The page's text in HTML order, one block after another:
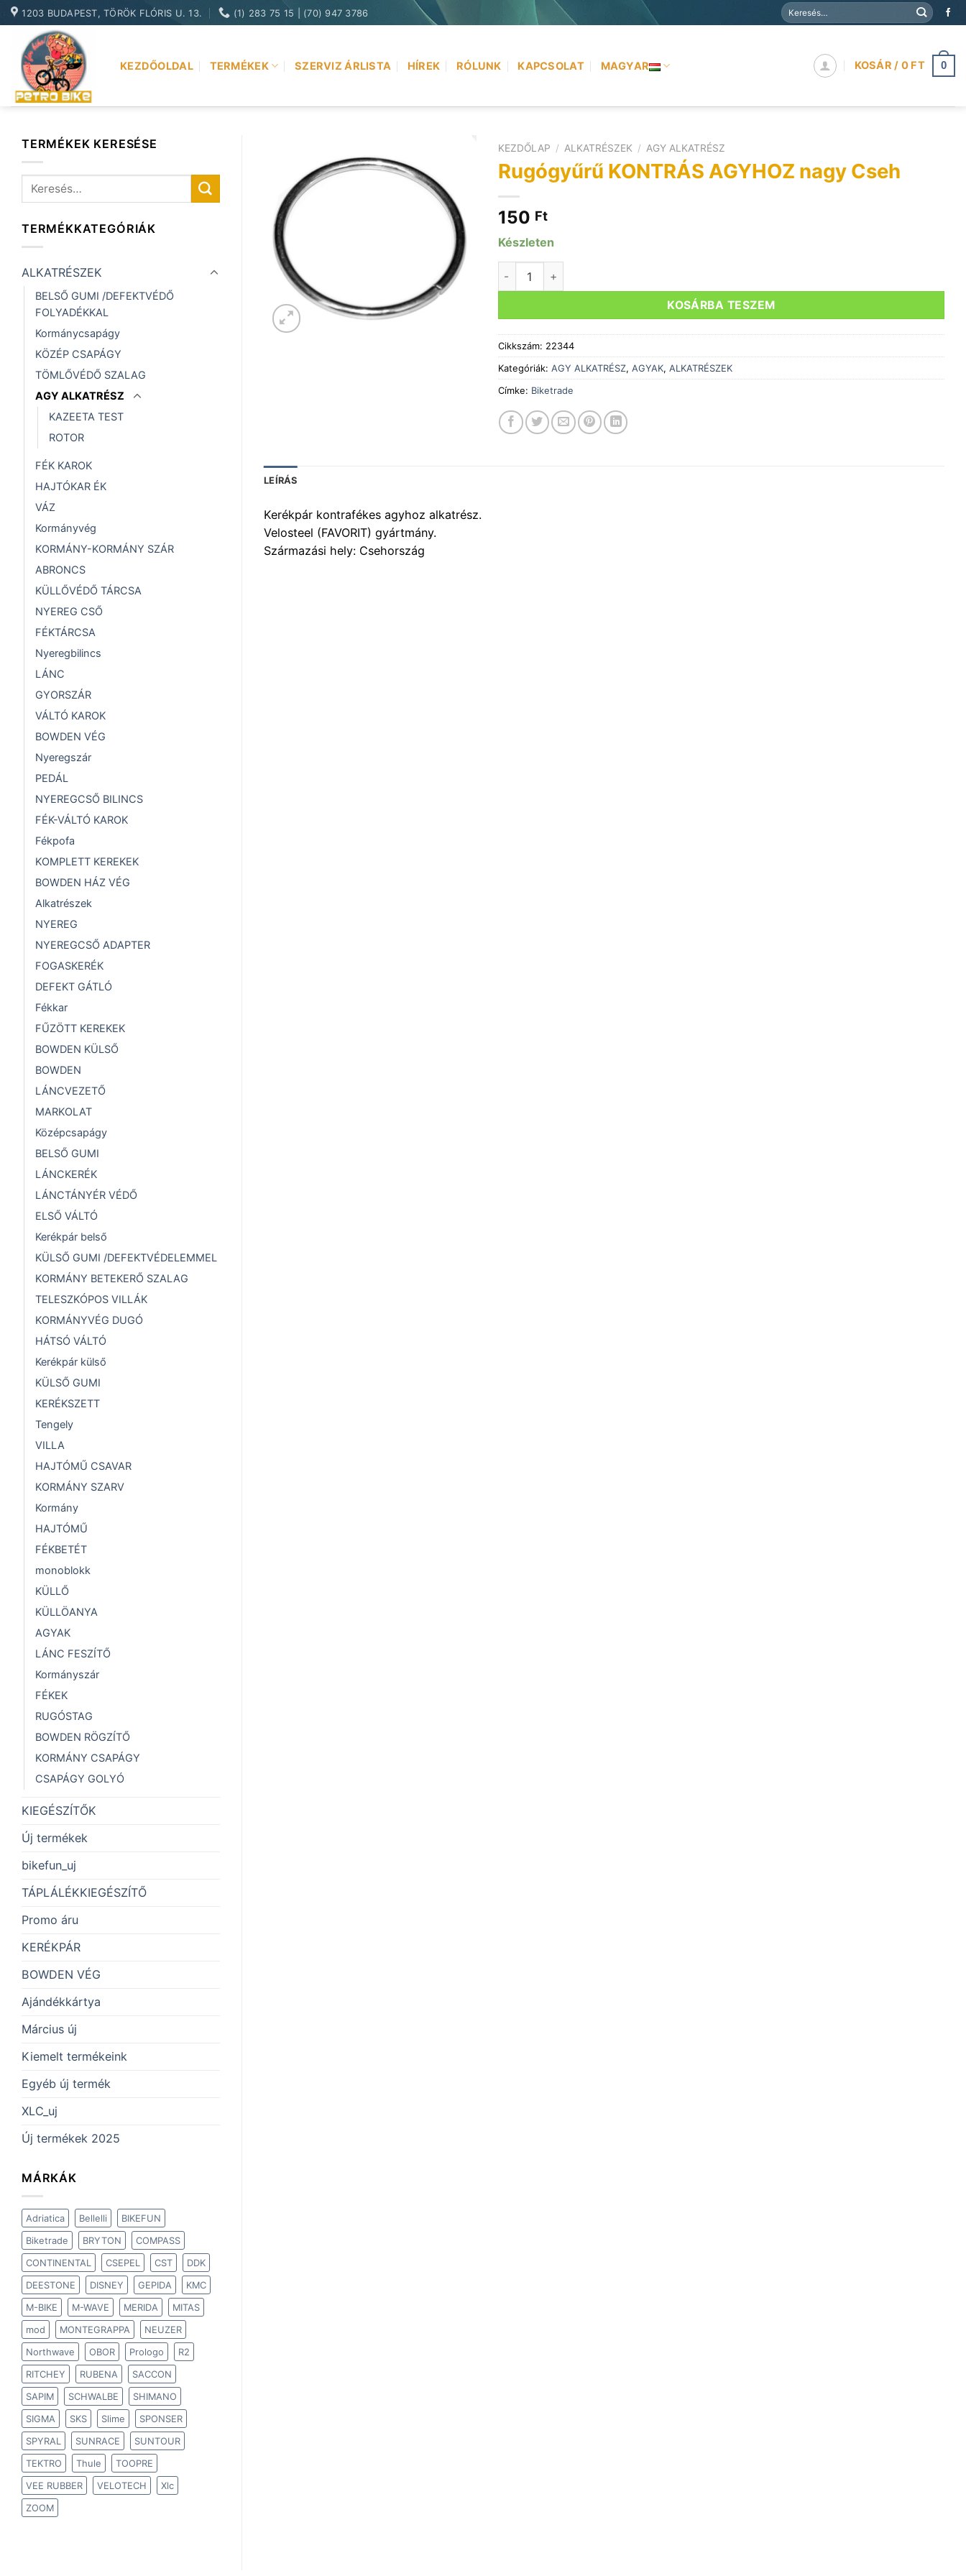
Skip
to
content
1203 BUDAPEST, TÖRÖK FLÓRIS U. 13. (1) 283 75 15 | (70) 947 3786
Keresés
a
KEZDŐOLDAL TERMÉKEK SZERVIZ ÁRLISTA HÍREK RÓLUNK KAPCSOLAT MAGYAR KOSÁR / 0 FT 0
TERMÉKEK KERESÉSE
Keresés
TERMÉKKATEGÓRIÁK
ALKATRÉSZEK
BELSŐ GUMI /DEFEKTVÉDŐ
FOLYADÉKKAL
Kormánycsapágy
KÖZÉP CSAPÁGY
TÖMLŐVÉDŐ SZALAG
AGY ALKATRÉSZ
KAZEETA TEST
ROTOR
FÉK KAROK
HAJTÓKAR ÉK
VÁZ
Kormányvég
KORMÁNY-KORMÁNY SZÁR
ABRONCS
KÜLLŐVÉDŐ TÁRCSA
NYEREG CSŐ
FÉKTÁRCSA
Nyeregbilincs
LÁNC
GYORSZÁR
VÁLTÓ KAROK
BOWDEN VÉG
Nyeregszár
PEDÁL
NYEREGCSŐ BILINCS
FÉK-VÁLTÓ KAROK
Fékpofa
KOMPLETT KEREKEK
BOWDEN HÁZ VÉG
Alkatrészek
NYEREG
NYEREGCSŐ ADAPTER
FOGASKERÉK
DEFEKT GÁTLÓ
Fékkar
FŰZÖTT KEREKEK
BOWDEN KÜLSŐ
BOWDEN
LÁNCVEZETŐ
MARKOLAT
Középcsapágy
BELSŐ GUMI
LÁNCKERÉK
LÁNCTÁNYÉR VÉDŐ
ELSŐ VÁLTÓ
Kerékpár belső
KÜLSŐ GUMI /DEFEKTVÉDELEMMEL
KORMÁNY BETEKERŐ SZALAG
TELESZKÓPOS VILLÁK
KORMÁNYVÉG DUGÓ
HÁTSÓ VÁLTÓ
Kerékpár külső
KÜLSŐ GUMI
KERÉKSZETT
Tengely
VILLA
HAJTÓMŰ CSAVAR
KORMÁNY SZARV
Kormány
HAJTÓMŰ
FÉKBETÉT
monoblokk
KÜLLŐ
KÜLLÖANYA
AGYAK
LÁNC FESZÍTŐ
Kormányszár
FÉKEK
RUGÓSTAG
BOWDEN RÖGZÍTŐ
KORMÁNY CSAPÁGY
CSAPÁGY GOLYÓ
KIEGÉSZÍTŐK
Új termékek
bikefun_uj
TÁPLÁLÉKKIEGÉSZÍTŐ
Promo áru
KERÉKPÁR
BOWDEN VÉG
Ajándékkártya
Március új
Kiemelt termékeink
Egyéb új termék
XLC_uj
Új termékek 2025
MÁRKÁK
Adriatica Bellelli
BIKEFUN
Biketrade
BRYTON
COMPASS
CONTINENTAL
CSEPEL CST
DDK
DEESTONE
DISNEY GEPIDA
KMC
M-BIKE
M-WAVE MERIDA
MITAS
mod
MONTEGRAPPA
NEUZER
Northwave
OBOR Prologo
R2
RITCHEY
RUBENA
SACCON
SAPIM
SCHWALBE
SHIMANO
SIGMA
SKS Slime
SPONSER
SPYRAL
SUNRACE
SUNTOUR
TEKTRO
Thule
TOOPRE
VEE RUBBER
VELOTECH
Xlc
ZOOM
KEZDŐLAP / ALKATRÉSZEK / AGY ALKATRÉSZ
Rugógyűrű KONTRÁS AGYHOZ nagy Cseh
150 Ft
Készleten
KOSÁRBA TESZEM
Cikkszám: 22344
Kategóriák: AGY ALKATRÉSZ, AGYAK, ALKATRÉSZEK
Címke: Biketrade
LEÍRÁS
Kerékpár kontrafékes agyhoz alkatrész.
Velosteel (FAVORIT) gyártmány.
Származási hely: Csehország